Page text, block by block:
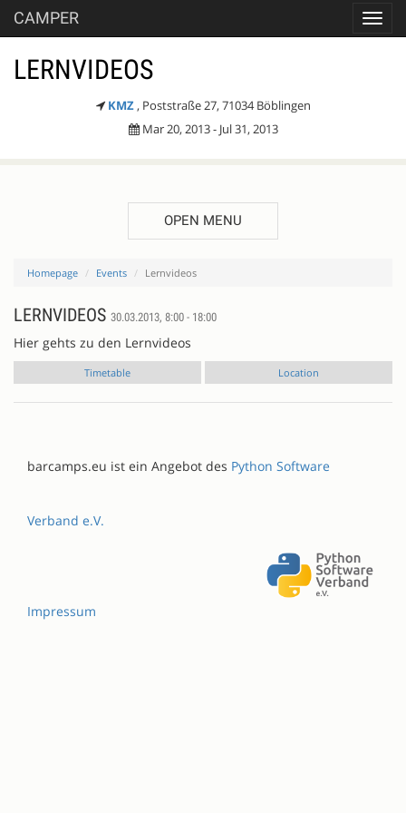
CAMPER
LERNVIDEOS
KMZ , Poststraße 27, 71034 Böblingen
Mar 20, 2013 - Jul 31, 2013
OPEN MENU
Homepage Events Lernvideos
LERNVIDEOS 30.03.2013, 8:00 - 18:00
Hier gehts zu den Lernvideos
Timetable Location
barcamps.eu ist ein Angebot des Python Software
Verband e.V.
Impressum